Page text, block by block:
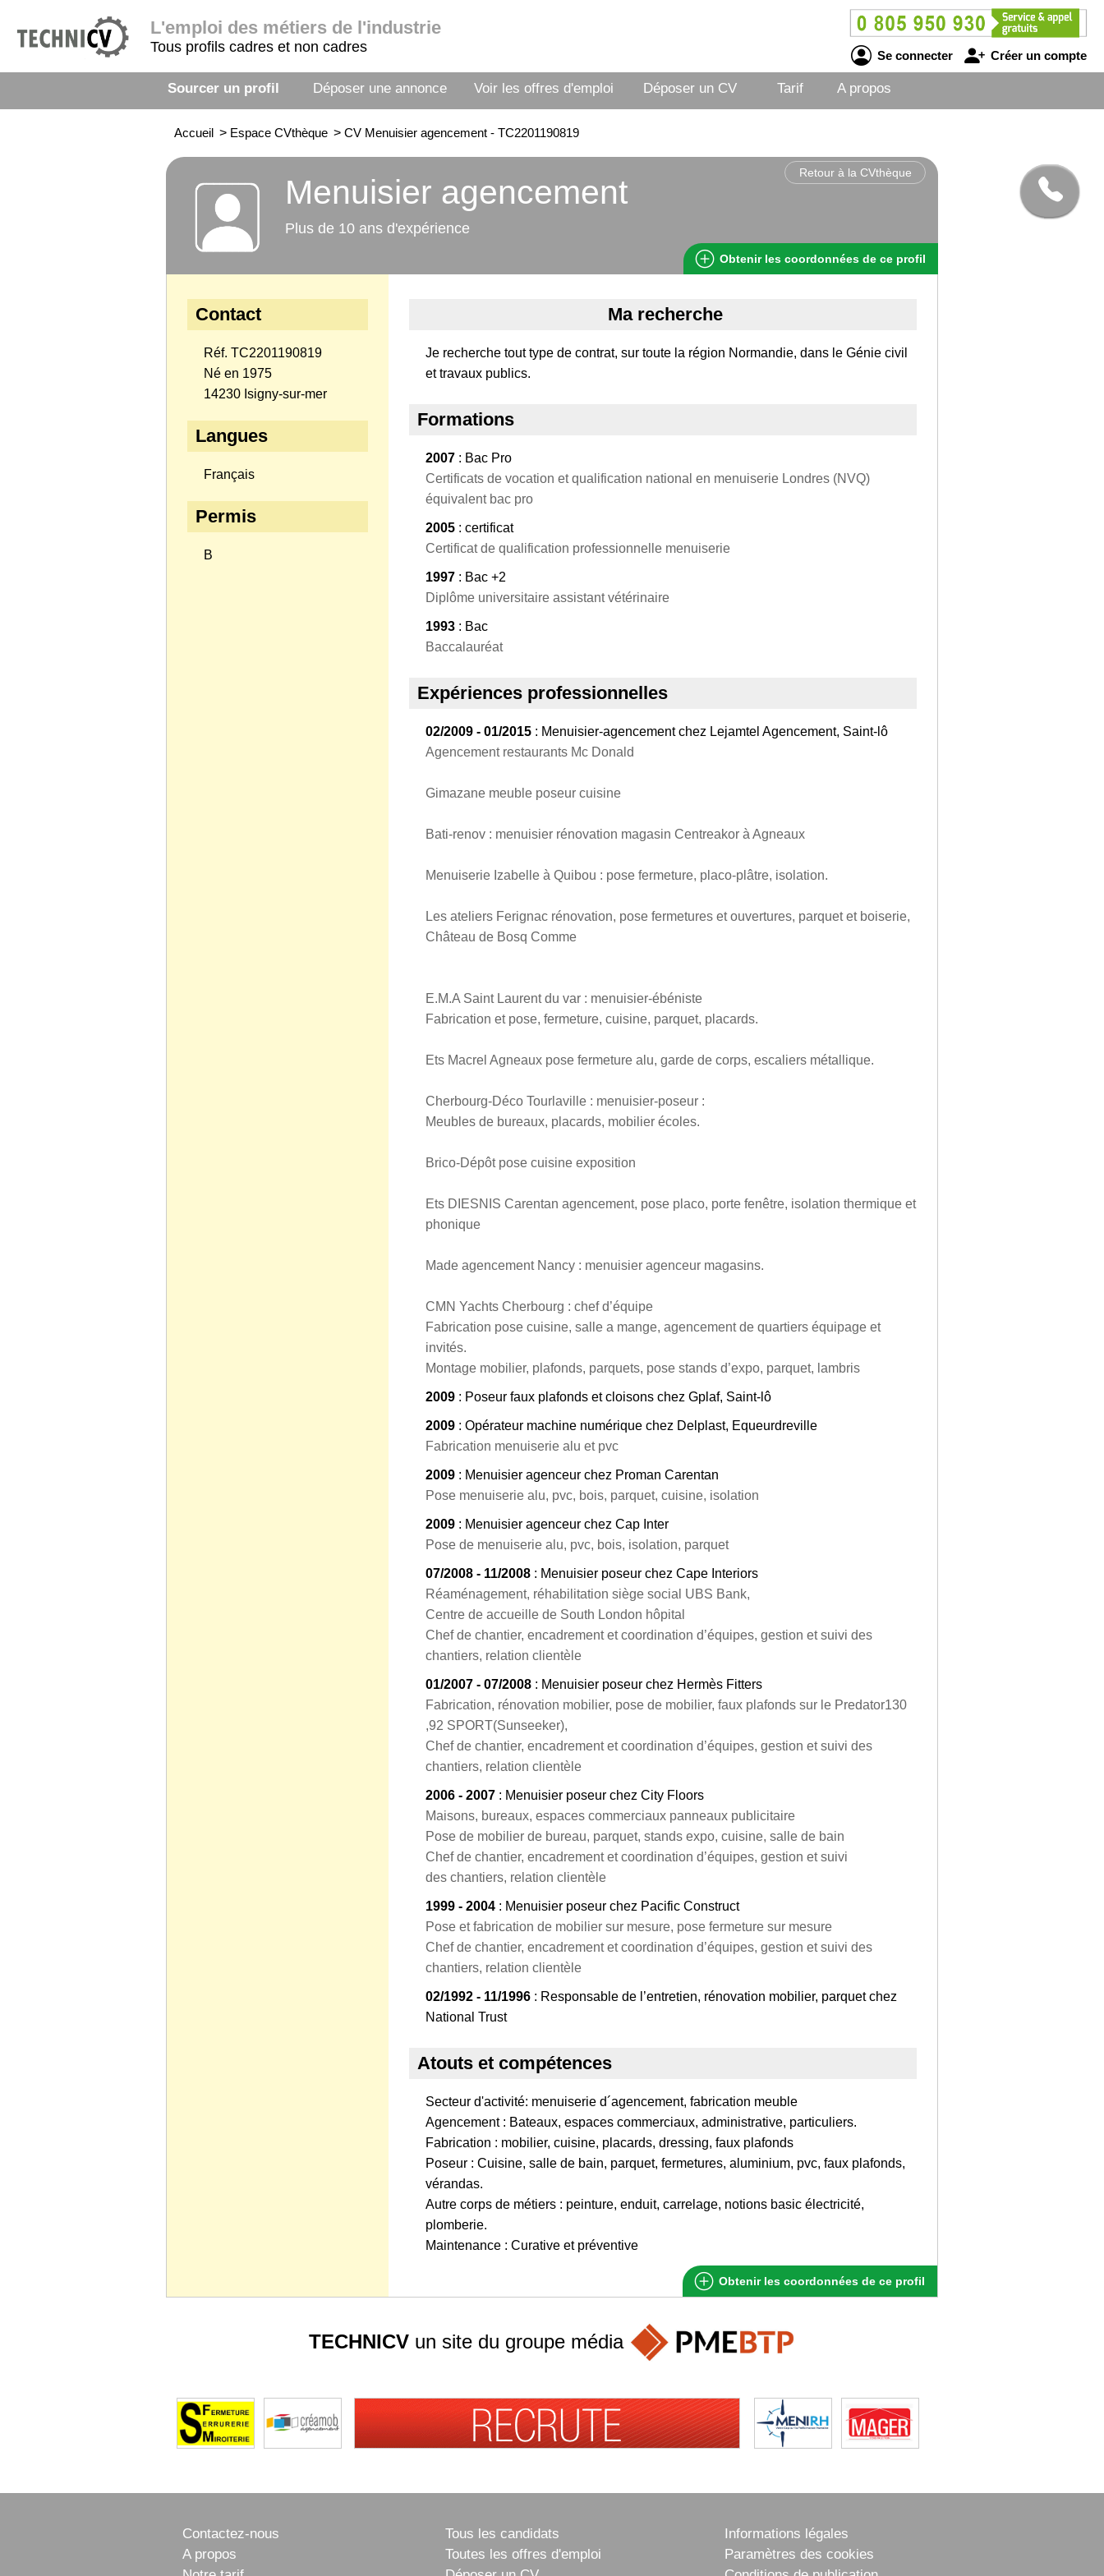
L'emploi des métiers de l'industrie
Tous profils cadres et non cadres
Se connecter Créer un compte
Sourcer un profil Déposer une annonce Voir les offres d'emploi Déposer un CV Tarif A propos
Accueil > Espace CVthèque > CV Menuisier agencement - TC2201190819
Retour à la CVthèque
Menuisier agencement
Plus de 10 ans d'expérience
Obtenir les coordonnées de ce profil
Contact
Réf. TC2201190819
Né en 1975
14230 Isigny-sur-mer
Langues
Français
Permis
B
Ma recherche
Je recherche tout type de contrat, sur toute la région Normandie, dans le Génie civil
et travaux publics.
Formations
2007 : Bac Pro
Certificats de vocation et qualification national en menuiserie Londres (NVQ)
équivalent bac pro
2005 : certificat
Certificat de qualification professionnelle menuiserie
1997 : Bac +2
Diplôme universitaire assistant vétérinaire
1993 : Bac
Baccalauréat
Expériences professionnelles
02/2009 - 01/2015 : Menuisier-agencement chez Lejamtel Agencement, Saint-lô
Agencement restaurants Mc Donald
Gimazane meuble poseur cuisine
Bati-renov : menuisier rénovation magasin Centreakor à Agneaux
Menuiserie Izabelle à Quibou : pose fermeture, placo-plâtre, isolation.
Les ateliers Ferignac rénovation, pose fermetures et ouvertures, parquet et boiserie,
Château de Bosq Comme
E.M.A Saint Laurent du var : menuisier-ébéniste
Fabrication et pose, fermeture, cuisine, parquet, placards.
Ets Macrel Agneaux pose fermeture alu, garde de corps, escaliers métallique.
Cherbourg-Déco Tourlaville : menuisier-poseur :
Meubles de bureaux, placards, mobilier écoles.
Brico-Dépôt pose cuisine exposition
Ets DIESNIS Carentan agencement, pose placo, porte fenêtre, isolation thermique et
phonique
Made agencement Nancy : menuisier agenceur magasins.
CMN Yachts Cherbourg : chef d’équipe
Fabrication pose cuisine, salle a mange, agencement de quartiers équipage et
invités.
Montage mobilier, plafonds, parquets, pose stands d’expo, parquet, lambris
2009 : Poseur faux plafonds et cloisons chez Gplaf, Saint-lô
2009 : Opérateur machine numérique chez Delplast, Equeurdreville
Fabrication menuiserie alu et pvc
2009 : Menuisier agenceur chez Proman Carentan
Pose menuiserie alu, pvc, bois, parquet, cuisine, isolation
2009 : Menuisier agenceur chez Cap Inter
Pose de menuiserie alu, pvc, bois, isolation, parquet
07/2008 - 11/2008 : Menuisier poseur chez Cape Interiors
Réaménagement, réhabilitation siège social UBS Bank,
Centre de accueille de South London hôpital
Chef de chantier, encadrement et coordination d’équipes, gestion et suivi des
chantiers, relation clientèle
01/2007 - 07/2008 : Menuisier poseur chez Hermès Fitters
Fabrication, rénovation mobilier, pose de mobilier, faux plafonds sur le Predator130
,92 SPORT(Sunseeker),
Chef de chantier, encadrement et coordination d’équipes, gestion et suivi des
chantiers, relation clientèle
2006 - 2007 : Menuisier poseur chez City Floors
Maisons, bureaux, espaces commerciaux panneaux publicitaire
Pose de mobilier de bureau, parquet, stands expo, cuisine, salle de bain
Chef de chantier, encadrement et coordination d’équipes, gestion et suivi
des chantiers, relation clientèle
1999 - 2004 : Menuisier poseur chez Pacific Construct
Pose et fabrication de mobilier sur mesure, pose fermeture sur mesure
Chef de chantier, encadrement et coordination d’équipes, gestion et suivi des
chantiers, relation clientèle
02/1992 - 11/1996 : Responsable de l’entretien, rénovation mobilier, parquet chez
National Trust
Atouts et compétences
Secteur d'activité: menuiserie d´agencement, fabrication meuble
Agencement : Bateaux, espaces commerciaux, administrative, particuliers.
Fabrication : mobilier, cuisine, placards, dressing, faux plafonds
Poseur : Cuisine, salle de bain, parquet, fermetures, aluminium, pvc, faux plafonds,
vérandas.
Autre corps de métiers : peinture, enduit, carrelage, notions basic électricité,
plomberie.
Maintenance : Curative et préventive
Obtenir les coordonnées de ce profil
TECHNICVun site du groupe média
Contactez-nous
A propos
Tous les candidats
Toutes les offres d'emploi
Informations légales
Paramètres des cookies